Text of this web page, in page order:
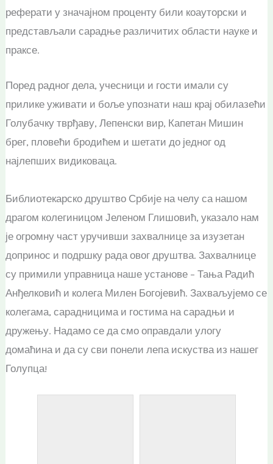
реферати у значајном проценту били коауторски и
представљали сарадње различитих области науке и
праксе.
Поред радног дела, учесници и гости имали су
прилике уживати и боље упознати наш крај обилазећи
Голубачку тврђаву, Лепенски вир, Капетан Мишин
брег, пловећи бродићем и шетати до једног од
најлепших видиковаца.
Библиотекарско друштво Србије на челу са нашом
драгом колегиницом Јеленом Глишовић, указало нам
је огромну част уручивши захвалнице за изузетан
допринос и подршку рада овог друштва. Захвалнице
су примили управница наше установе – Тања Радић
Анђелковић и колега Милен Богојевић. Захваљујемо се
колегама, сарадницима и гостима на сарадњи и
дружењу. Надамо се да смо оправдали улогу
домаћина и да су сви понели лепа искуства из нашег
Голупца!